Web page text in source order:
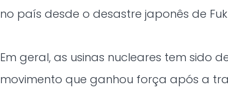
no país desde o desastre japonês de
Em geral, as usinas nucleares tem sido
movimento que ganhou força após a